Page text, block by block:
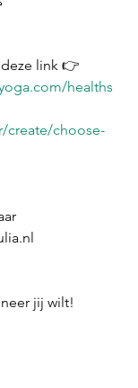
link 👉
healths
create/choose-
jij wilt!